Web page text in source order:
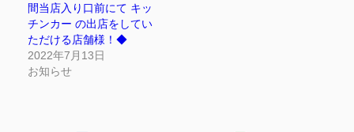
間当店入り口前にて キッ
チンカー の出店をしてい
ただける店舗様！◆
2022年7月13日
お知らせ